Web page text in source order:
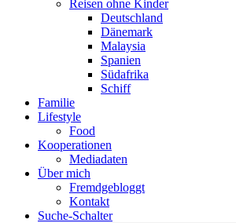
Reisen ohne Kinder
Deutschland
Dänemark
Malaysia
Spanien
Südafrika
Schiff
Familie
Lifestyle
Food
Kooperationen
Mediadaten
Über mich
Fremdgebloggt
Kontakt
Suche-Schalter